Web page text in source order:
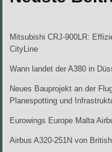
Mitsubishi CRJ-900LR:
CityLine
Wann landet der A380 in
Neues Bauprojekt an der
Planespotting und
Eurowings Europe Malta
Airbus A320-251N von